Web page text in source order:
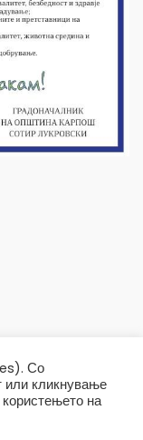
Со
или кликнување
на